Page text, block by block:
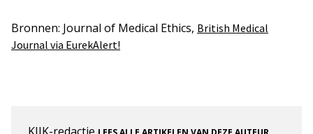
Bronnen: Journal of Medical Ethics, British Medical
Journal via EurekAlert!